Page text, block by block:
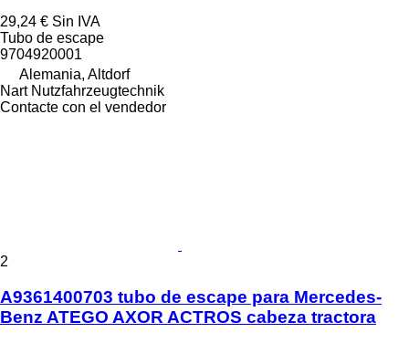
29,24 € Sin IVA
Tubo de escape
9704920001
Alemania, Altdorf
Nart Nutzfahrzeugtechnik
Contacte con el vendedor
2
A9361400703 tubo de escape para Mercedes-
Benz ATEGO AXOR ACTROS cabeza tractora